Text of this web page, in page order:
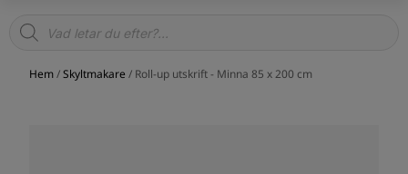
Products
search
Hem/Skyltmakare / Roll-up utskrift - Minna 85 x 200 cm